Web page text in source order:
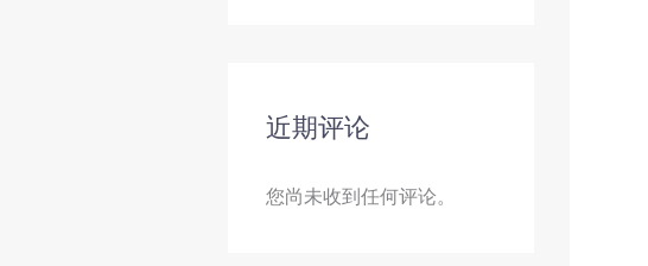
近期评论
您尚未收到任何评论。